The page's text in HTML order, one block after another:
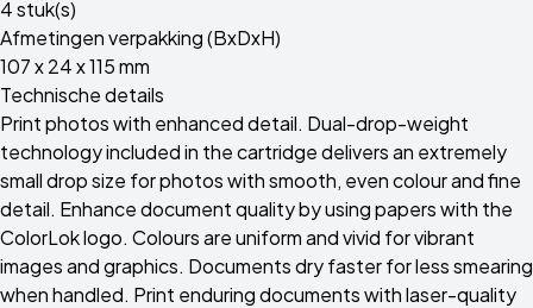
4 stuk(s)
Afmetingen verpakking (BxDxH)
107 x 24 x 115 mm
Technische details
Print photos with enhanced detail. Dual-drop-weight
technology included in the cartridge delivers an extremely
small drop size for photos with smooth, even colour and fine
detail. Enhance document quality by using papers with the
ColorLok logo. Colours are uniform and vivid for vibrant
images and graphics. Documents dry faster for less smearing
when handled. Print enduring documents with laser-quality